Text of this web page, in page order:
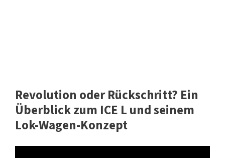
Revolution oder Rückschritt? Ein
Überblick zum ICE L und seinem
Lok-Wagen-Konzept